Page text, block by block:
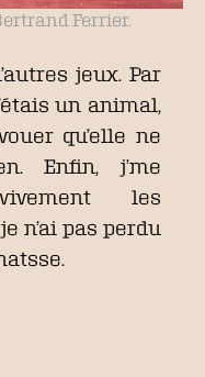
Ferrier.
jeux. Par
un animal,
qu’elle ne
Enfin, j’me
les
n’ai pas perdu